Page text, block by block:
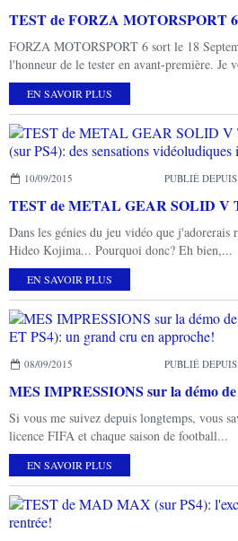
FORZA MOTORSPORT 6 sort le 18
l'honneur de le tester en avant-première. Je
EN SAVOIR PLUS
10/09/2015 PUBLIÉ
Dans les génies du jeu vidéo que
Hideo Kojima... Pourquoi donc? Eh bien,...
EN SAVOIR PLUS
08/09/2015 PUBLIÉ
Si vous me suivez depuis longtemps, vous
licence FIFA et chaque saison de football...
EN SAVOIR PLUS